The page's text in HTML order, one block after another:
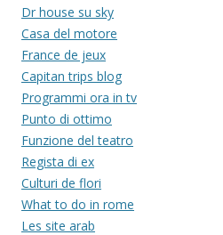
Dr house su sky
Casa del motore
France de jeux
Capitan trips blog
Programmi ora in tv
Punto di ottimo
Funzione del teatro
Regista di ex
Culturi de flori
What to do in rome
Les site arab